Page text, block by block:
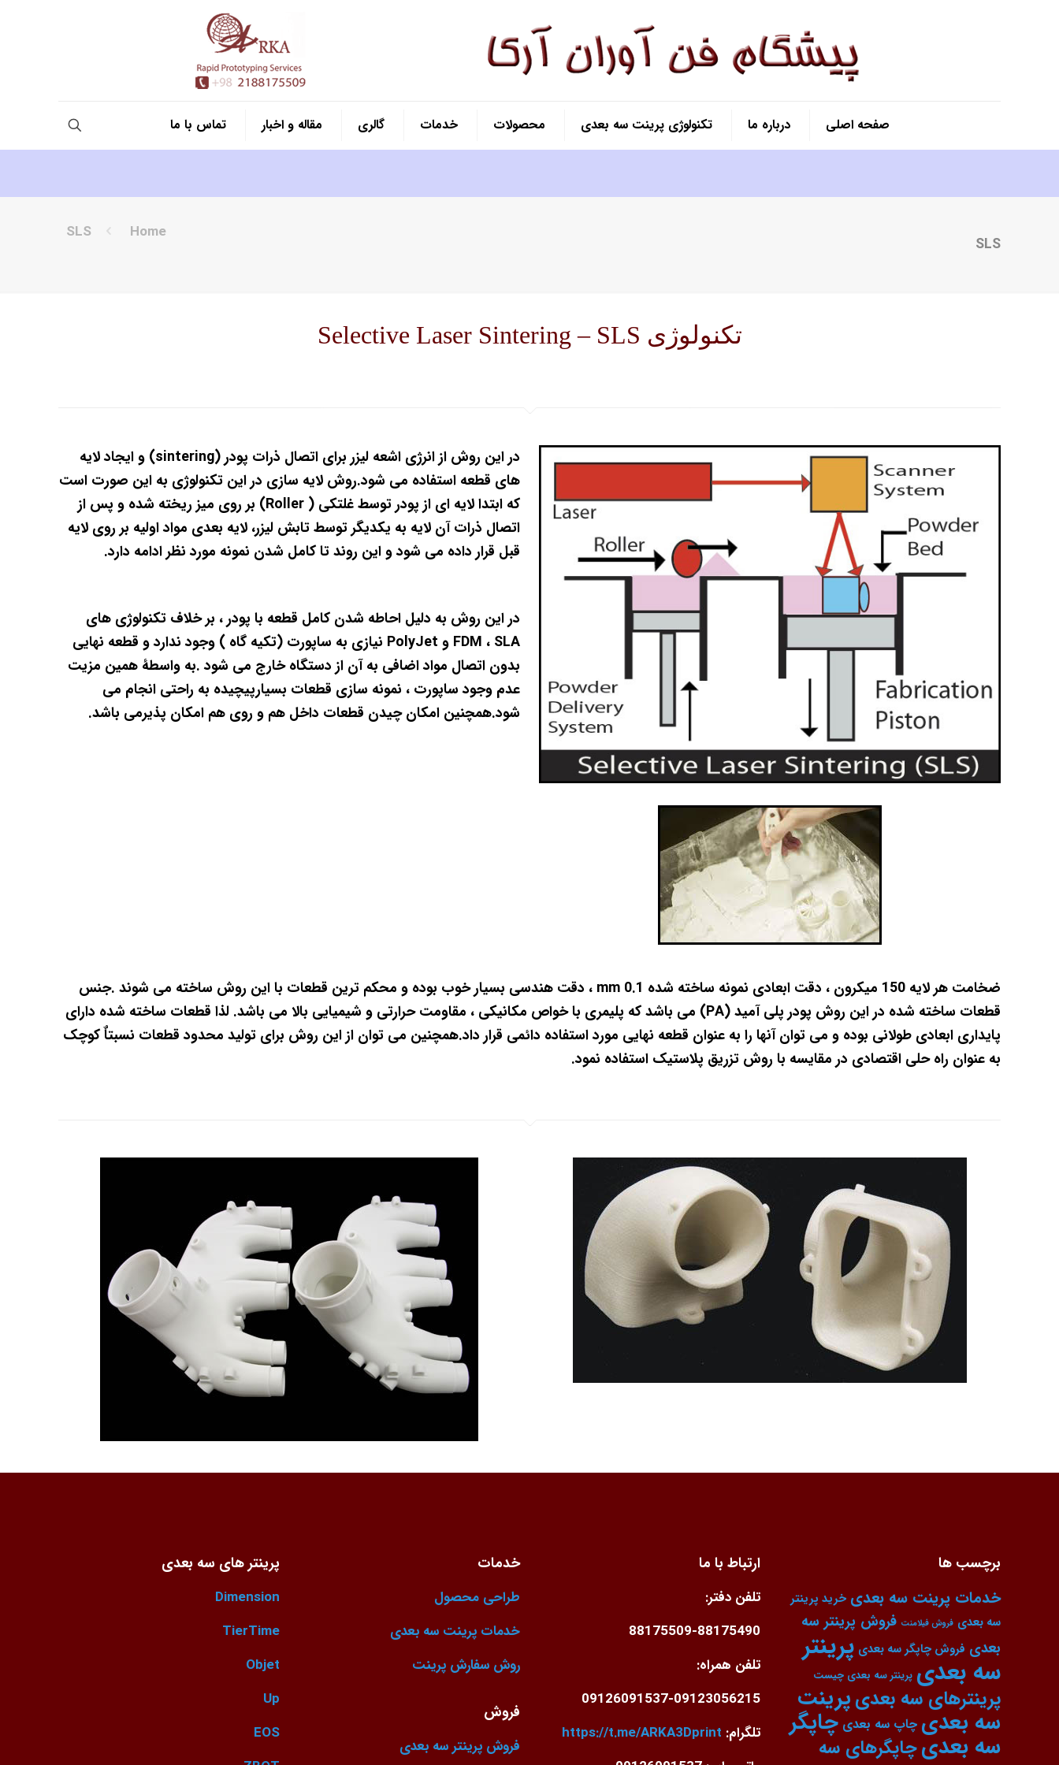
صفحه اصلی درباره ما تکنولوژی پرینت سه بعدی محصولات خدمات گالری مقاله و اخبار تماس با ما
SLS
Home
SLS
تکنولوژی Selective Laser Sintering – SLS
در اين روش از انرژی اشعه لیزر برای اتصال ذرات پودر (sintering) و ایجاد لایه
های قطعه استفاده می شود.روش لایه سازی در این تکنولوژی به این صورت است
که ابتدا لایه ای از پودر توسط غلتکی ( Roller) بر روی میز ریخته شده و پس از
اتصال ذرات آن لایه به یکدیگر توسط تابش لیزر، لایه بعدی مواد اولیه بر روی لایه
قبل قرار داده می شود و این روند تا کامل شدن نمونه مورد نظر ادامه دارد.
در این روش به دلیل احاطه شدن کامل قطعه با پودر ، بر خلاف تکنولوژی های
FDM ، SLA و PolyJet نیازی به ساپورت (تکیه گاه ) وجود ندارد و قطعه نهایی
بدون اتصال مواد اضافی به آن از دستگاه خارج می شود .به واسطۀ همین مزیت
عدم وجود ساپورت ، نمونه سازی قطعات بسیارپیچیده به راحتی انجام می
شود.همچنین امکان چیدن قطعات داخل هم و روی هم امکان پذیرمی باشد.
ضخامت هر لايه 150 ميکرون ، دقت ابعادی نمونه ساخته شده mm 0.1 ، دقت هندسی بسیار خوب بوده و محکم ترین قطعات با این روش ساخته می شوند .جنس
قطعات ساخته شده در اين روش پودر پلی آمید (PA) می باشد که پلیمری با خواص مکانیکی ، مقاومت حرارتی و شیمیایی بالا می باشد. لذا قطعات ساخته شده دارای
پایداری ابعادی طولانی بوده و می توان آنها را به عنوان قطعه نهایی مورد استفاده دائمی قرار داد.همچنین می توان از این روش برای تولید محدود قطعات نسبتاٌ کوچک
به عنوان راه حلی اقتصادی در مقایسه با روش تزریق پلاستیک استفاده نمود.
برچسب ها
خدمات پرینت سه بعدی خرید پرینتر
سه بعدی فروش فیلامنت فروش پرینتر سه
بعدی فروش چاپگر سه بعدی پرینتر
سه بعدی پرینتر سه بعدی چیست
پرینترهای سه بعدیپرینت
سه بعدی چاپ سه بعدی چاپگر
سه بعدیچاپگرهای سه
ارتباط با ما
تلفن دفتر:
88175509-88175490
تلفن همراه:
09126091537-09123056215
تلگرام: https://t.me/ARKA3Dprint
خدمات
طراحی محصول
خدمات پرینت سه بعدی
روش سفارش پرینت
فروش
فروش پرینتر سه بعدی
پرینتر های سه بعدی
Dimension
TierTime
Objet
Up
EOS